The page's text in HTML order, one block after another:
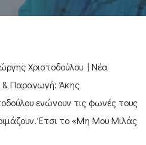
Χριστοδούλου | Νέα
Παραγωγή: Άκης
ενώνουν τις φωνές τους
Έτσι το «Μη Μου Μιλάς